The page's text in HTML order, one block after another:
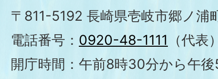
〒811-5192 長崎県壱岐市郷ノ浦
電話番号： 0920-48-1111 （代表
開庁時間：午前8時30分から午